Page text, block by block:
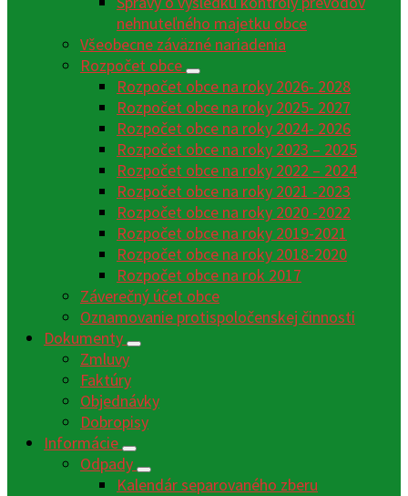
nehnuteľného majetku obce
Všeobecne záväzné nariadenia
Rozpočet obce
Rozpočet obce na roky 2026- 2028
Rozpočet obce na roky 2025- 2027
Rozpočet obce na roky 2024- 2026
Rozpočet obce na roky 2023 – 2025
Rozpočet obce na roky 2022 – 2024
Rozpočet obce na roky 2021 -2023
Rozpočet obce na roky 2020 -2022
Rozpočet obce na roky 2019-2021
Rozpočet obce na roky 2018-2020
Rozpočet obce na rok 2017
Záverečný účet obce
Oznamovanie protispoločenskej činnosti
Dokumenty
Zmluvy
Faktúry
Objednávky
Dobropisy
Informácie
Odpady
Kalendár separovaného zberu